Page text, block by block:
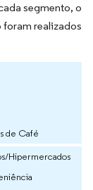
segmento, o
realizados
de Café
Hipermercados